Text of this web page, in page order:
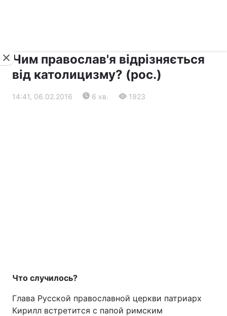
Чим православ'я відрізняється
від католицизму? (рос.)
14:41, 06.02.2016 6 хв. 1923
Что случилось?
Глава Русской православной церкви патриарх
Кирилл встретится с папой римским